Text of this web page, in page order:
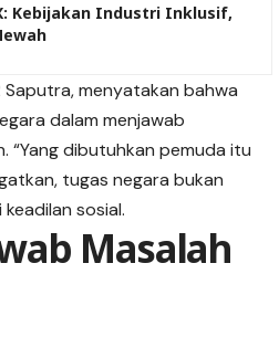
Kebijakan Industri Inklusif,
menyatakan bahwa
dalam menjawab
“Yang dibutuhkan pemuda itu
tugas negara bukan
sosial.
Masalah